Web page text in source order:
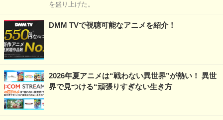
を盛り上げた。
DMM TVで視聴可能なアニメを紹介！
2026年夏アニメは“戦わない異世界”が熱い！ 異世
界で見つける“頑張りすぎない生き方